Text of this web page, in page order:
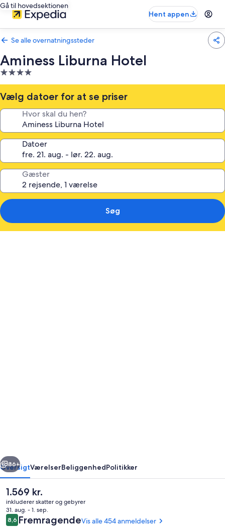
Gå til hovedsektionen
Hent appen
Se alle overnatningssteder
Aminess Liburna Hotel
4.0-
stjernet
overnatningssted
Vælg datoer for at se priser
Hvor skal du hen?
Datoer
Gæster
Søg
Næste
86+
OversigtVærelserBeliggenhedPolitikker
Den
nuværende
pris
er
1.569 kr.
1.569 kr.
inkluderer skatter og gebyrer
31. aug. - 1. sep.
Anmeldelser
8,68,6 ud af 10.
FremragendeVis alle 454 anmeldelser